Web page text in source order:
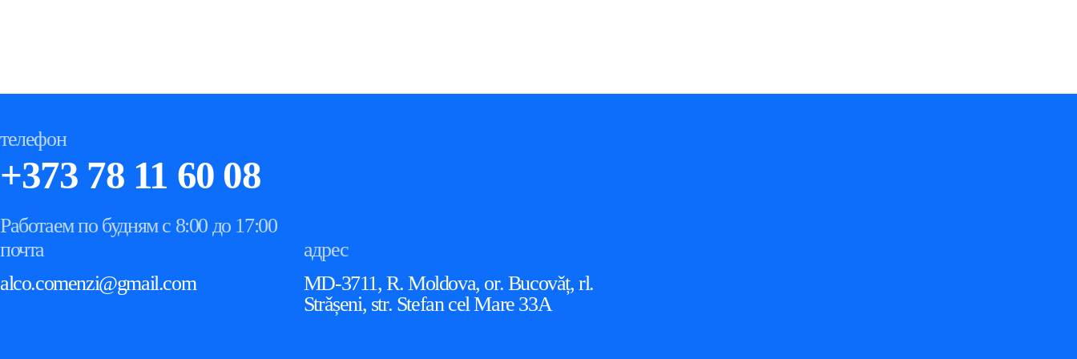
телефон
+373 78 11 60 08
Работаем по будням с 8:00 до 17:00
почта
alco.comenzi@gmail.com
адрес
MD-3711, R. Moldova, or. Bucovǎț, rl.
Strǎșeni, str. Stefan cel Mare 33A